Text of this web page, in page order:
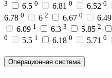
3 6.5 0 6.81 0 6.52 0
6.78 0 6 2 6.67 0 6.49
6.09 1 6.3 3 5.85 2
0 5.5 1 6.18 0 5.71 0
Операционная система